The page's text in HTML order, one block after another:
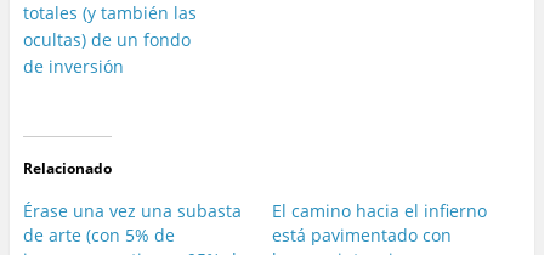
totales (y también las
ocultas) de un fondo
de inversión
Relacionado
Érase una vez una subasta
de arte (con 5% de
El camino hacia el infierno
está pavimentado con